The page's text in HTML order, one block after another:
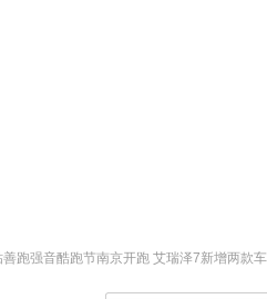
跑强音酷跑节南京开跑 艾瑞泽7新增两款